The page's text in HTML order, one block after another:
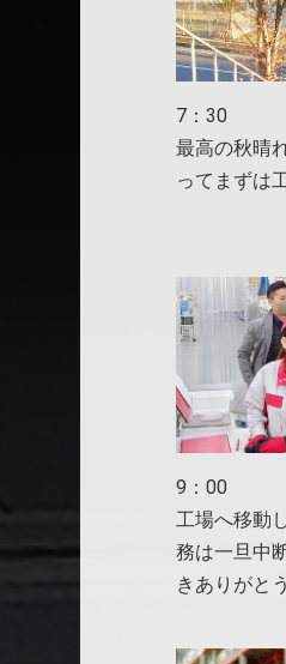
7：30
最高の秋晴
ってまずは
9：00
工場へ移動
務は一旦中
きありがと